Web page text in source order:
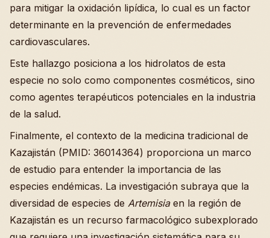
para mitigar la oxidación lipídica, lo cual es un factor
determinante en la prevención de enfermedades
cardiovasculares.
Este hallazgo posiciona a los hidrolatos de esta
especie no solo como componentes cosméticos, sino
como agentes terapéuticos potenciales en la industria
de la salud.
Finalmente, el contexto de la medicina tradicional de
Kazajistán (PMID: 36014364) proporciona un marco
de estudio para entender la importancia de las
especies endémicas. La investigación subraya que la
diversidad de especies de Artemisiaen la región de
Kazajistán es un recurso farmacológico subexplorado